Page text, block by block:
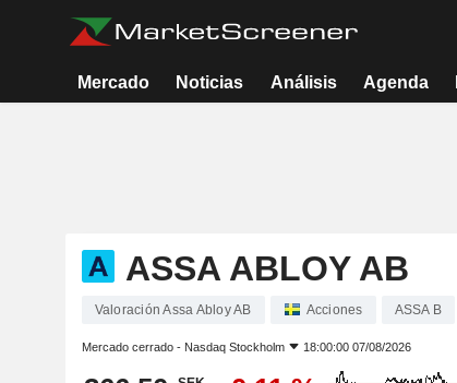
Mercado Noticias Análisis Agenda
ASSA ABLOY AB
Valoración Assa Abloy AB Acciones ASSA B
Mercado cerrado - Nasdaq Stockholm 18:00:00 07/08/2026